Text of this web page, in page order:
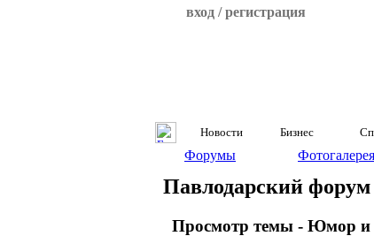
вход / регистрация
Новости Бизнес
Форумы Фотогалерея
Павлодарский форум
Просмотр темы - Юмор и